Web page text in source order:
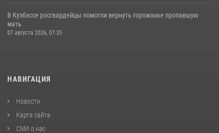
В Кузбассе росгвардейцы помогли вернуть горожанке пропавшую
мать
07 августа 2026, 07:35
НАВИГАЦИЯ
Новости
Карта сайта
СМИ о нас